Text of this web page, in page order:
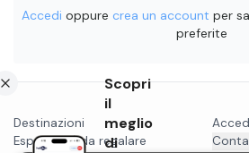
Accedi oppure crea un account per
preferite
Destinazioni
Esperienze da regalare
Scopri
il
meglio
di